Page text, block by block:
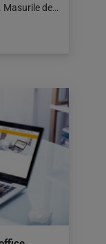
Masurile de…